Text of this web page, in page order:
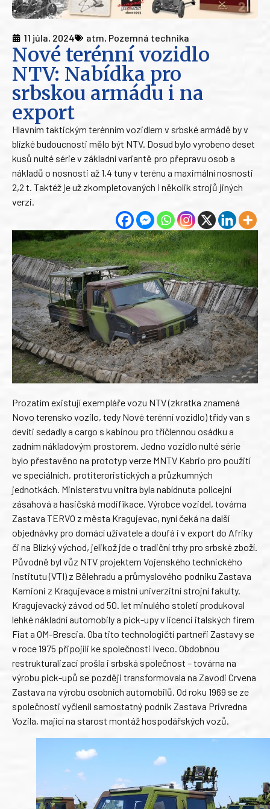
11 júla, 2024 atm, Pozemná technika
Nové terénní vozidlo
NTV: Nabídka pro
srbskou armádu i na
export
Hlavním taktickým terénním vozidlem v srbské armádě by v
blízké budoucnosti mělo být NTV. Dosud bylo vyrobeno deset
kusů nulté série v základní variantě pro přepravu osob a
nákladů o nosnosti až 1,4 tuny v terénu a maximální nosnosti
2,2 t. Taktéž je už zkompletovaných i několik strojů jiných
verzi.
Prozatím existují exempláře vozu NTV (zkratka znamená
Novo terensko vozilo, tedy Nové terénní vozidlo) třídy van s
devíti sedadly a cargo s kabinou pro tříčlennou osádku a
zadním nákladovým prostorem. Jedno vozidlo nulté série
bylo přestavěno na prototyp verze MNTV Kabrio pro použití
ve speciálních, protiteroristických a průzkumných
jednotkách. Ministerstvu vnitra byla nabídnuta policejní
zásahová a hasičská modifikace. Výrobce vozidel, továrna
Zastava TERVO z města Kragujevac, nyní čeká na další
objednávky pro domácí uživatele a doufá i v export do Afriky
či na Blízký východ, jelikož jde o tradiční trhy pro srbské zboží.
Původně byl vůz NTV projektem Vojenského technického
institutu (VTI) z Bělehradu a průmyslového podniku Zastava
Kamioni z Kragujevace a místní univerzitní strojní fakulty.
Kragujevacký závod od 50. let minulého století produkoval
lehké nákladní automobily a pick-upy v licenci italských firem
Fiat a OM-Brescia. Oba tito technologičtí partneři Zastavy se
v roce 1975 připojili ke společnosti Iveco. Obdobnou
restrukturalizací prošla i srbská společnost – továrna na
výrobu pick-upů se později transformovala na Zavodi Crvena
Zastava na výrobu osobních automobilů. Od roku 1969 se ze
společnosti vyčlenil samostatný podnik Zastava Privredna
Vozila, mající na starost montáž hospodářských vozů.